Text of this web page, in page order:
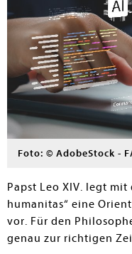
Foto: © AdobeStock -
Papst Leo XIV. legt
humanitas“ eine
vor. Für den
genau zur richtigen